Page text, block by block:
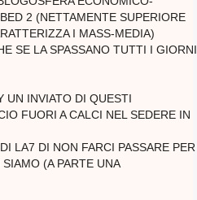
2 (NETTAMENTE SUPERIORE
I MASS-MEDIA)
SE LA SPASSANO TUTTI I GIORNI
UN INVIATO DI QUESTI
FUORI A CALCI NEL SEDERE IN
LA7 DI NON FARCI PASSARE PER
SIAMO (A PARTE UNA